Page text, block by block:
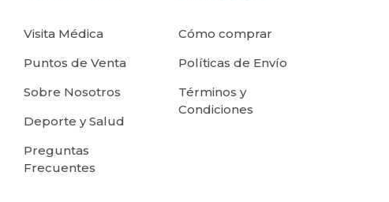
Visita Médica
Puntos de Venta
Sobre Nosotros
Deporte y Salud
Preguntas
Frecuentes
Cómo comprar
Políticas de Envío
Términos y
Condiciones